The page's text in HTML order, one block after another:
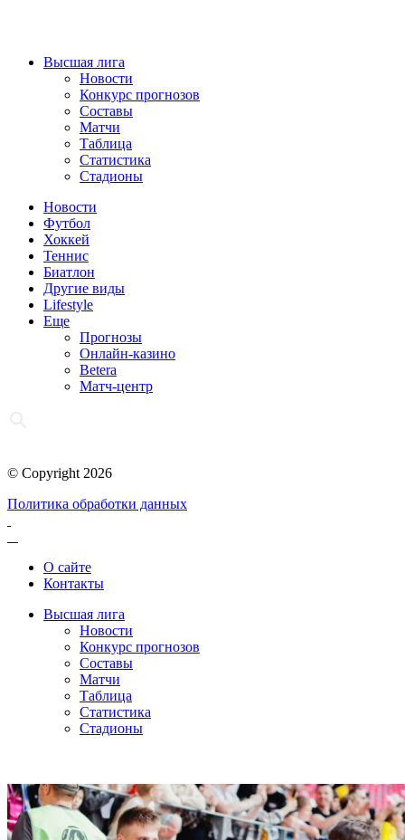
Высшая лига
Новости
Конкурс прогнозов
Составы
Матчи
Таблица
Статистика
Стадионы
Новости
Футбол
Хоккей
Теннис
Биатлон
Другие виды
Lifestyle
Еще
Прогнозы
Онлайн-казино
Betera
Матч-центр
© Copyright 2026
Политика обработки данных
О сайте
Контакты
Высшая лига
Новости
Конкурс прогнозов
Составы
Матчи
Таблица
Статистика
Стадионы